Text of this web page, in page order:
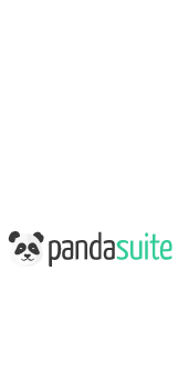
PandaSuite Docs